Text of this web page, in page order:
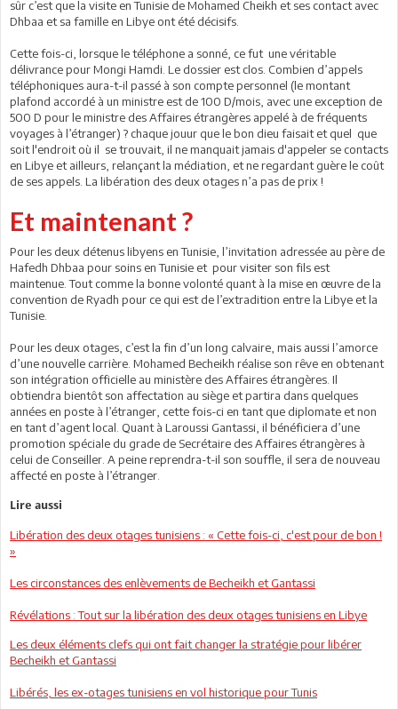
sûr c’est que la visite en Tunisie de Mohamed Cheikh et ses contact avec
Dhbaa et sa famille en Libye ont été décisifs.
Cette fois-ci, lorsque le téléphone a sonné, ce fut une véritable
délivrance pour Mongi Hamdi. Le dossier est clos. Combien d’appels
téléphoniques aura-t-il passé à son compte personnel (le montant
plafond accordé à un ministre est de 100 D/mois, avec une exception de
500 D pour le ministre des Affaires étrangères appelé à de fréquents
voyages à l’étranger) ? chaque jouur que le bon dieu faisait et quel que
soit l'endroit où il se trouvait, il ne manquait jamais d'appeler se contacts
en Libye et ailleurs, relançant la médiation, et ne regardant guère le coût
de ses appels. La libération des deux otages n’a pas de prix !
Et maintenant ?
Pour les deux détenus libyens en Tunisie, l’invitation adressée au père de
Hafedh Dhbaa pour soins en Tunisie et pour visiter son fils est
maintenue. Tout comme la bonne volonté quant à la mise en œuvre de la
convention de Ryadh pour ce qui est de l’extradition entre la Libye et la
Tunisie.
Pour les deux otages, c’est la fin d’un long calvaire, mais aussi l’amorce
d’une nouvelle carrière. Mohamed Becheikh réalise son rêve en obtenant
son intégration officielle au ministère des Affaires étrangères. Il
obtiendra bientôt son affectation au siège et partira dans quelques
années en poste à l’étranger, cette fois-ci en tant que diplomate et non
en tant d’agent local. Quant à Laroussi Gantassi, il bénéficiera d’une
promotion spéciale du grade de Secrétaire des Affaires étrangères à
celui de Conseiller. A peine reprendra-t-il son souffle, il sera de nouveau
affecté en poste à l’étranger.
Lire aussi
Libération des deux otages tunisiens : « Cette fois-ci, c'est pour de bon !
»
Les circonstances des enlèvements de Becheikh et Gantassi
Révélations : Tout sur la libération des deux otages tunisiens en Libye
Les deux éléments clefs qui ont fait changer la stratégie pour libérer
Becheikh et Gantassi
Libérés, les ex-otages tunisiens en vol historique pour Tunis